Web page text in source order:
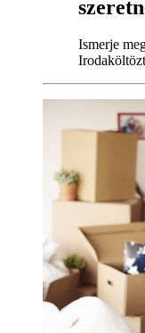
Ismerje